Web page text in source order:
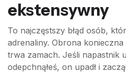
ekstensywny
To najczęstszy błąd osób,
adrenaliny. Obrona
trwa zamach. Jeśli napastnik
odepchnąłeś, on upadł i